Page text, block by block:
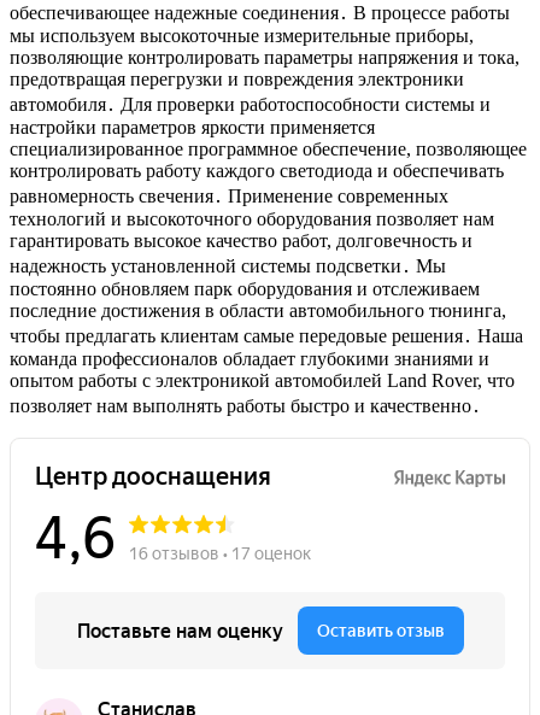
обеспечивающее надежные соединения․ В процессе работы
мы используем высокоточные измерительные приборы,
позволяющие контролировать параметры напряжения и тока,
предотвращая перегрузки и повреждения электроники
автомобиля․ Для проверки работоспособности системы и
настройки параметров яркости применяется
специализированное программное обеспечение, позволяющее
контролировать работу каждого светодиода и обеспечивать
равномерность свечения․ Применение современных
технологий и высокоточного оборудования позволяет нам
гарантировать высокое качество работ, долговечность и
надежность установленной системы подсветки․ Мы
постоянно обновляем парк оборудования и отслеживаем
последние достижения в области автомобильного тюнинга,
чтобы предлагать клиентам самые передовые решения․ Наша
команда профессионалов обладает глубокими знаниями и
опытом работы с электроникой автомобилей Land Rover, что
позволяет нам выполнять работы быстро и качественно․